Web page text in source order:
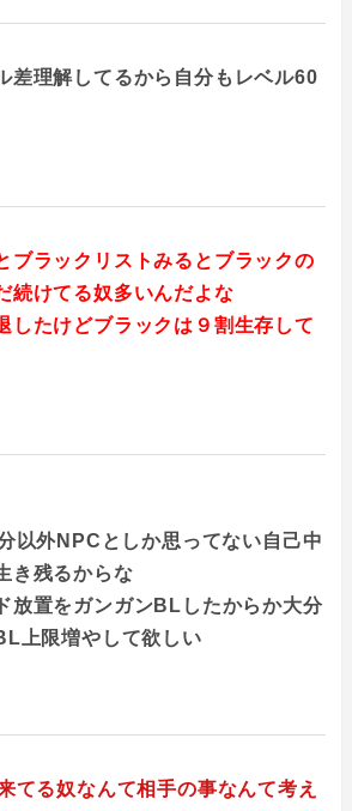
差理解してるから自分もレベル60
ブラックリストみるとブラックの
続けてる奴多いんだよな
したけどブラックは９割生存して
以外NPCとしか思ってない自己中
き残るからな
放置をガンガンBLしたからか大分
上限増やして欲しい
てる奴なんて相手の事なんて考え